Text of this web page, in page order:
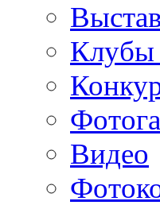
Клубы
Видео